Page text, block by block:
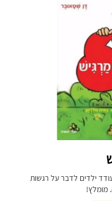
ילדים לדבר על רגשות
מומלץ!